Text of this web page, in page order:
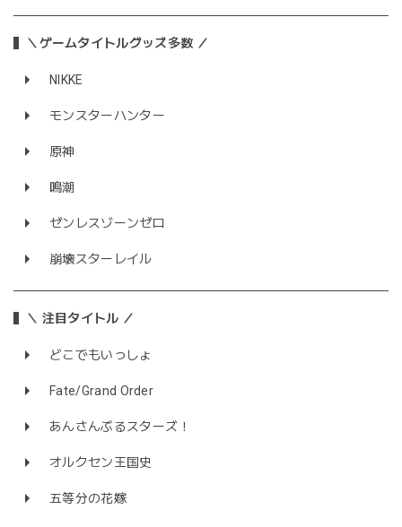
＼ゲームタイトルグッズ多数 ／
NIKKE
モンスターハンター
原神
鳴潮
ゼンレスゾーンゼロ
崩壊スターレイル
＼ 注目タイトル ／
どこでもいっしょ
Fate/Grand Order
あんさんぶるスターズ！
オルクセン王国史
五等分の花嫁